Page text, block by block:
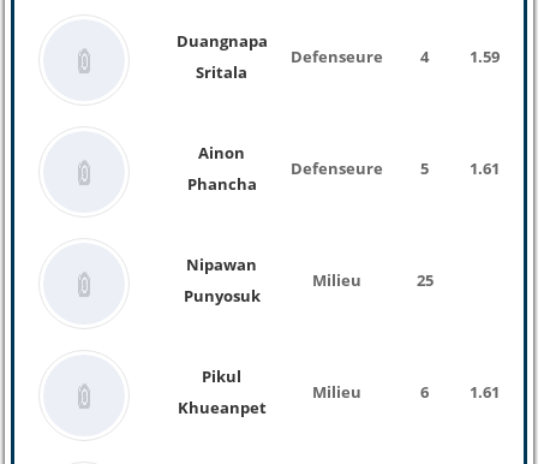
Duangnapa
Sritala
Defenseure 4 1.59
Ainon
Phancha
Defenseure 5 1.61
Nipawan
Punyosuk
Milieu 25
Pikul
Khueanpet
Milieu 6 1.61